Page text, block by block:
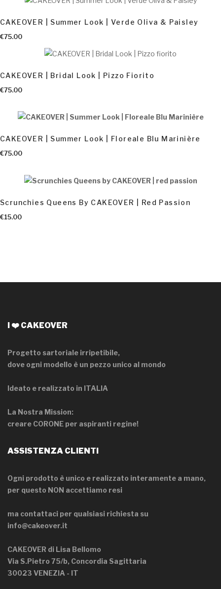
CAKEOVER | Summer Look | Verde Oliva & Paisley
€75.00
CAKEOVER | Bridal Look | Pizzo Fiorito
€75.00
AGGIUNGI AL CARRELLO
CAKEOVER | Summer Look | Floreale Blu Marinière
€75.00
Scrunchies Queens By CAKEOVER | Red Passion
€15.00
I ❤️ CAKEOVER
Progetto sartoriale irripetibile,
dove ogni modello è un pezzo unico al mondo
Ideato e realizzato in ITALIA
La Nostra Mission:
creare CORONE per aspiranti regine!
ASSISTENZA CLIENTI
Ogni prodotto è unico e realizzato interamente a mano,
per questo NON accettiamo resi
ma contattaci per qualsiasi richiesta su
info@cakeover.it
CAKEOVER di Lisa Bellomo
Via S.Pietro 75/b, Concordia Sagittaria
30023 VENEZIA - IT